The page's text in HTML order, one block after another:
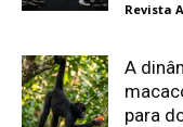
Revista
A
para